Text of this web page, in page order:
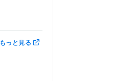
もっと見る